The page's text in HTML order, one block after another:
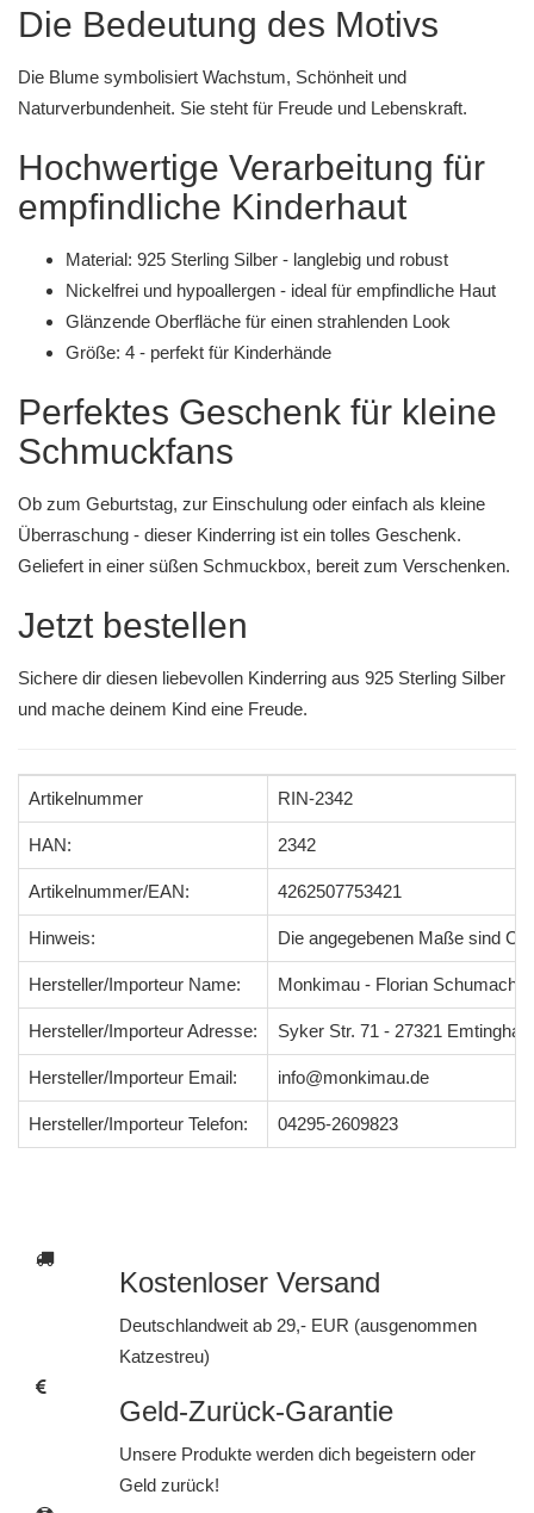
Die Bedeutung des Motivs
Die Blume symbolisiert Wachstum, Schönheit und
Naturverbundenheit. Sie steht für Freude und Lebenskraft.
Hochwertige Verarbeitung für
empfindliche Kinderhaut
Material: 925 Sterling Silber - langlebig und robust
Nickelfrei und hypoallergen - ideal für empfindliche Haut
Glänzende Oberfläche für einen strahlenden Look
Größe: 4 - perfekt für Kinderhände
Perfektes Geschenk für kleine
Schmuckfans
Ob zum Geburtstag, zur Einschulung oder einfach als kleine
Überraschung - dieser Kinderring ist ein tolles Geschenk.
Geliefert in einer süßen Schmuckbox, bereit zum Verschenken.
Jetzt bestellen
Sichere dir diesen liebevollen Kinderring aus 925 Sterling Silber
und mache deinem Kind eine Freude.
Artikelnummer RIN-2342
HAN: 2342
Artikelnummer/EAN: 4262507753421
Hinweis: Die angegebenen Maße sind
Hersteller/Importeur Name: Monkimau - Florian Schumacher
Hersteller/Importeur Adresse: Syker Str. 71 - 27321
Hersteller/Importeur Email: info@monkimau.de
Hersteller/Importeur Telefon: 04295-2609823
Kostenloser Versand
Deutschlandweit ab 29,- EUR (ausgenommen
Katzestreu)
Geld-Zurück-Garantie
Unsere Produkte werden dich begeistern oder
Geld zurück!